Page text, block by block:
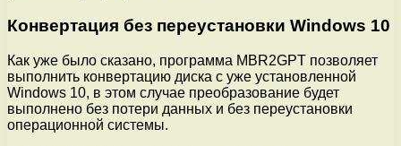
Конвертация без переустановки Windows 10
Как уже было сказано, программа MBR2GPT позволяет
выполнить конвертацию диска с уже установленной
Windows 10, в этом случае преобразование будет
выполнено без потери данных и без переустановки
операционной системы.